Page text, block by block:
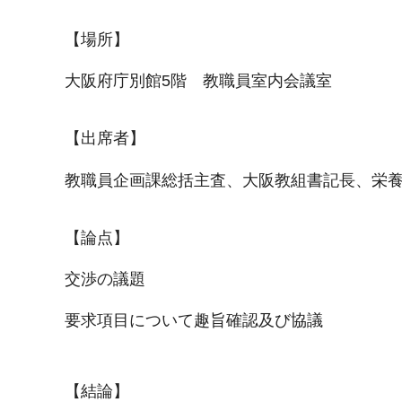
【場所】
大阪府庁別館5階 教職員室内会議室
【出席者】
教職員企画課総括主査、大阪教組書記長、栄
【論点】
交渉の議題
要求項目について趣旨確認及び協議
【結論】